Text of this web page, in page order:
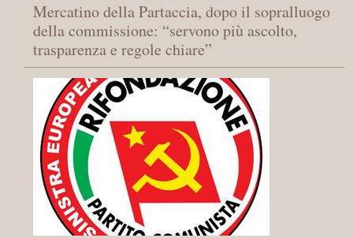
Mercatino della Partaccia, dopo il sopralluogo
della commissione: “servono più ascolto,
trasparenza e regole chiare”